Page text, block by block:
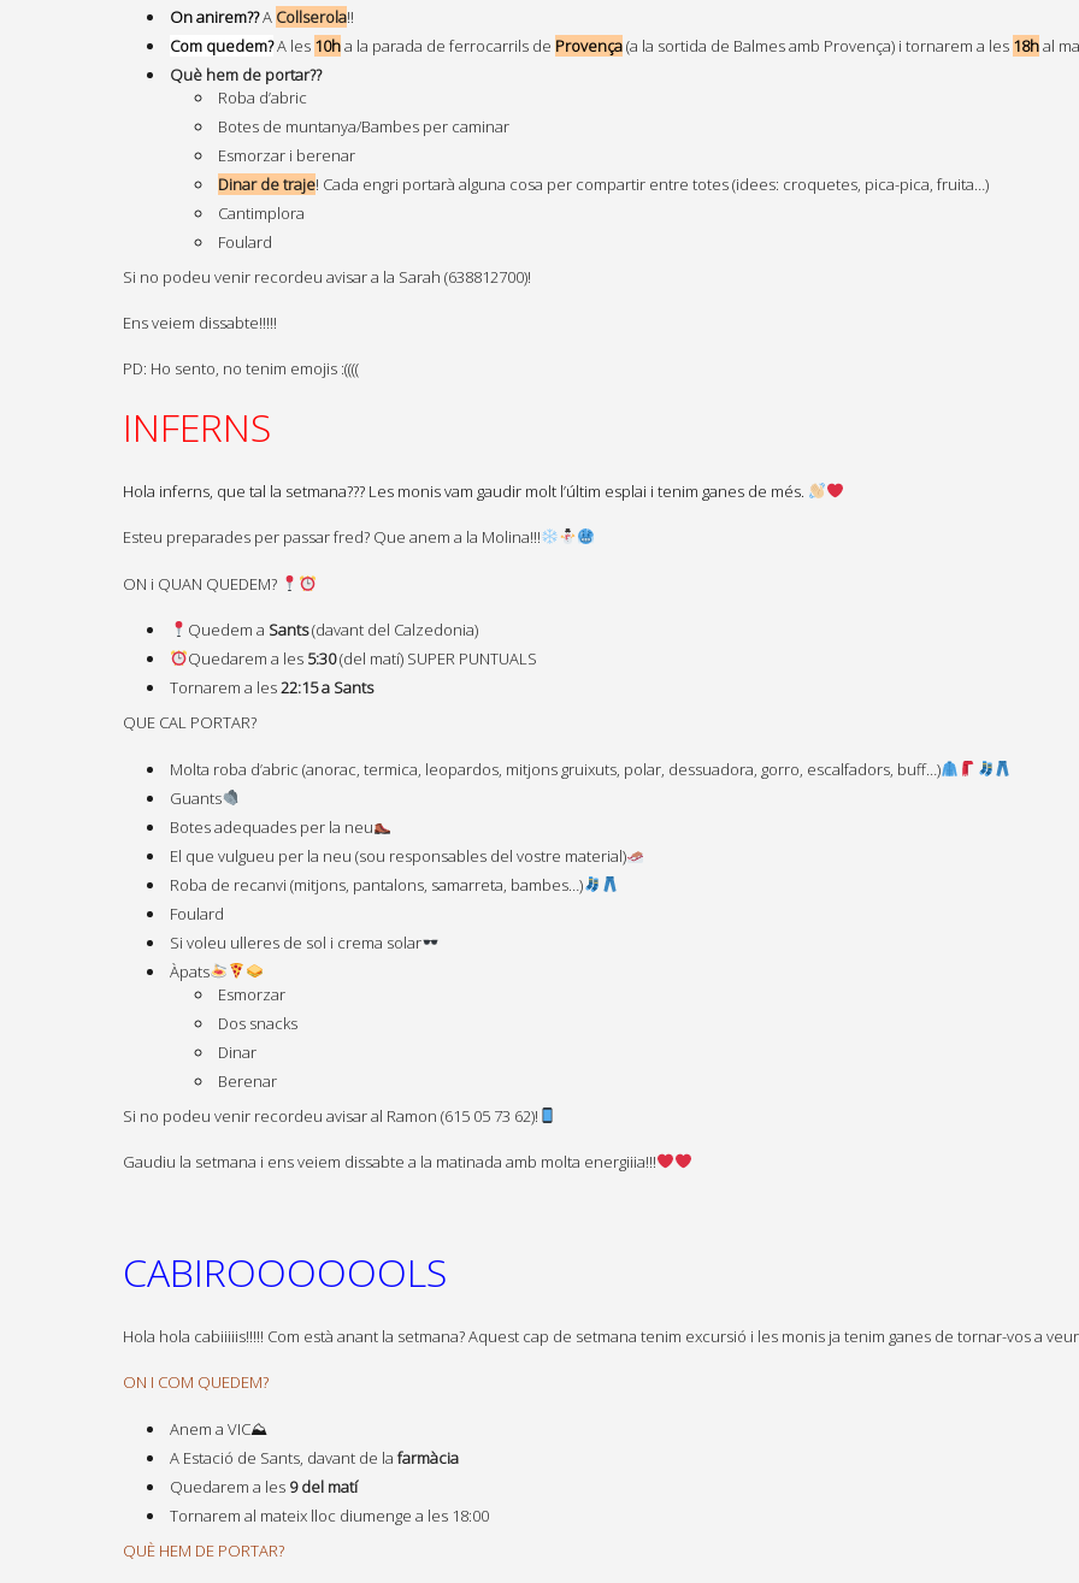
On anirem??A Collserola!!
Com quedem?A les 10ha la parada de ferrocarrils de Provença(a la sortida de Balmes amb Provença) i tornarem a les 18hal
Què hem de portar??
Roba d’abric
Botes de muntanya/Bambes per caminar
Esmorzar i berenar
Dinar de traje! Cada engri portarà alguna cosa per compartir entre totes (idees: croquetes, pica-pica, fruita…)
Cantimplora
Foulard
Si no podeu venir recordeu avisar a la Sarah (638812700)!
Ens veiem dissabte!!!!!
PD: Ho sento, no tenim emojis :((((
INFERNS
Hola inferns, que tal la setmana??? Les monis vam gaudir molt l’últim esplai i tenim ganes de més.
Esteu preparades per passar fred? Que anem a la Molina!!!
ON i QUAN QUEDEM?
Quedem a Sants(davant del Calzedonia)
Quedarem a les 5:30(del matí) SUPER PUNTUALS
Tornarem a les22:15 a Sants
QUE CAL PORTAR?
Molta roba d’abric (anorac, termica, leopardos, mitjons gruixuts, polar, dessuadora, gorro, escalfadors, buff…)
Guants
Botes adequades per la neu
El que vulgueu per la neu (sou responsables del vostre material)
Roba de recanvi (mitjons, pantalons, samarreta, bambes…)
Foulard
Si voleu ulleres de sol i crema solar
Àpats
Esmorzar
Dos snacks
Dinar
Berenar
Si no podeu venir recordeu avisar al Ramon (615 05 73 62)!
Gaudiu la setmana i ens veiem dissabte a la matinada amb molta energiiia!!!
CABIROOOOOOLS
Hola hola cabiiiiis!!!!! Com està anant la setmana? Aquest cap de setmana tenim excursió i les monis ja tenim ganes de tornar-vos a
ON I COM QUEDEM?
Anem a VIC⛰
A Estació de Sants, davant de la farmàcia
Quedarem a les 9 del matí
Tornarem al mateix lloc diumenge a les 18:00
QUÈ HEM DE PORTAR?